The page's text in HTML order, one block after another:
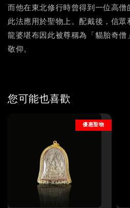
而他在東北修行時曾得到一位高
此法應用於聖物上。配戴後，信眾
龍婆堪布因此被尊稱為「貓胎奇
敬仰。
您可能也喜歡
優惠聖物